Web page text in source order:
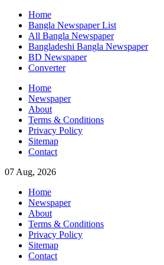
Skip
content
Home
Bangla Newspaper List
All Bangla Newspaper
Bangladeshi Bangla Newspaper
BD Newspaper
Converter
Home
Newspaper
About
Terms & Conditions
Privacy Policy
Sitemap
Contact
07 Aug, 2026
Home
Newspaper
About
Terms & Conditions
Privacy Policy
Sitemap
Contact